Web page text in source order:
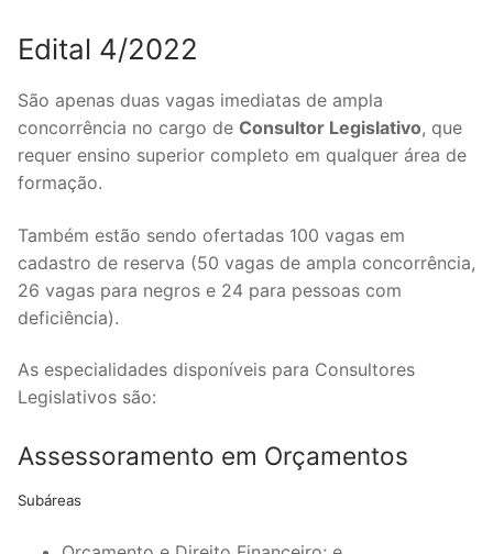
Edital 4/2022
São apenas duas vagas imediatas de ampla
concorrência no cargo de Consultor Legislativo, que
requer ensino superior completo em qualquer área de
formação.
Também estão sendo ofertadas 100 vagas em
cadastro de reserva (50 vagas de ampla concorrência,
26 vagas para negros e 24 para pessoas com
deficiência).
As especialidades disponíveis para Consultores
Legislativos são:
Assessoramento em Orçamentos
Subáreas